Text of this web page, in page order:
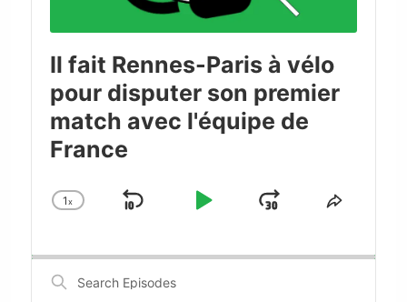
Il fait Rennes-Paris à vélo
pour disputer son premier
match avec l'équipe de
France
Change
1x
Skip
Play
JumpShare
Search
Episodes